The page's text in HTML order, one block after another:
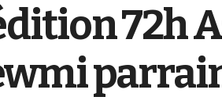
72h